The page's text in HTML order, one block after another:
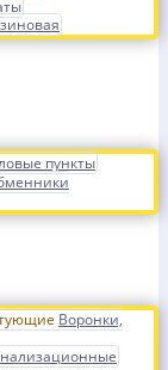
пункты
Воронки,